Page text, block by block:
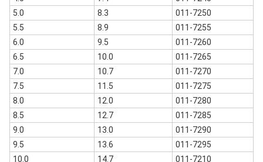
5.0
8.3
011-7250
5.5
8.9
011-7255
6.0
9.5
011-7260
6.5
10.0
011-7265
7.0
10.7
011-7270
7.5
11.5
011-7275
8.0
12.0
011-7280
8.5
12.7
011-7285
9.0
13.0
011-7290
9.5
13.6
011-7295
10.0
14.7 011-7210